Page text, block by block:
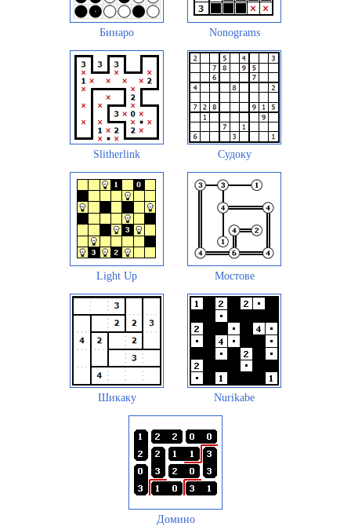
Бинаро Nonograms
Slitherlink Судоку
Light Up Мостове
Шикаку Nurikabe
Домино